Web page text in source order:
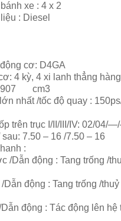
xe : 4 x 2
: Diesel
cơ: D4GA
4 kỳ, 4 xi lanh thẳng
cm3
nhất /tốc độ quay :
trên trục I/II/III/IV: 02/04/
7.50 – 16 /7.50 – 16
:
/Dẫn động : Tang trống /
Dẫn động : Tang trống /
động : Tác động lên